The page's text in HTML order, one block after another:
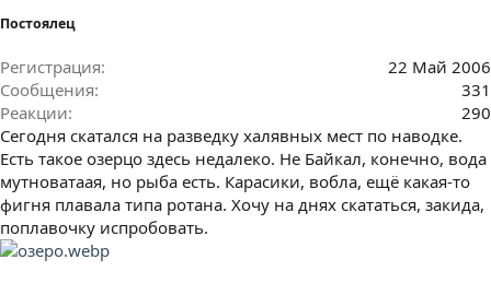
Постоялец
Регистрация
22 Май 2006
Сообщения
331
Реакции
290
Сегодня скатался на разведку халявных мест по наводке.
Есть такое озерцо здесь недалеко. Не Байкал, конечно, вода
мутноватаая, но рыба есть. Карасики, вобла, ещё какая-то
фигня плавала типа ротана. Хочу на днях скататься, закида,
поплавочку испробовать.